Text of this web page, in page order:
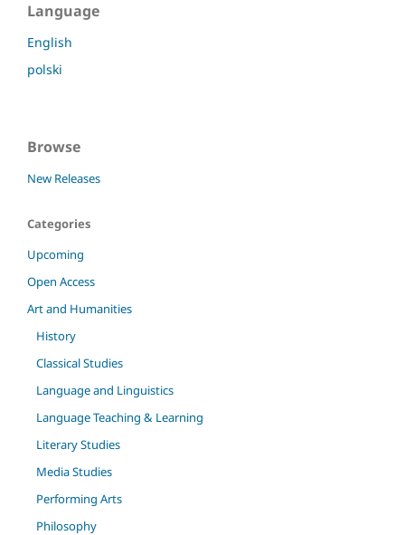
Language
English
polski
Browse
New Releases
Categories
Upcoming
Open Access
Art and Humanities
History
Classical Studies
Language and Linguistics
Language Teaching & Learning
Literary Studies
Media Studies
Performing Arts
Philosophy